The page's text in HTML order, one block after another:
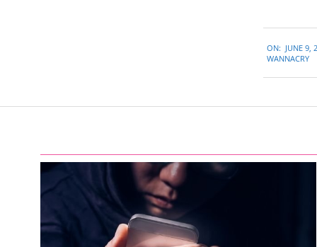
06-
ON: JUNE 9,
WANNACRY